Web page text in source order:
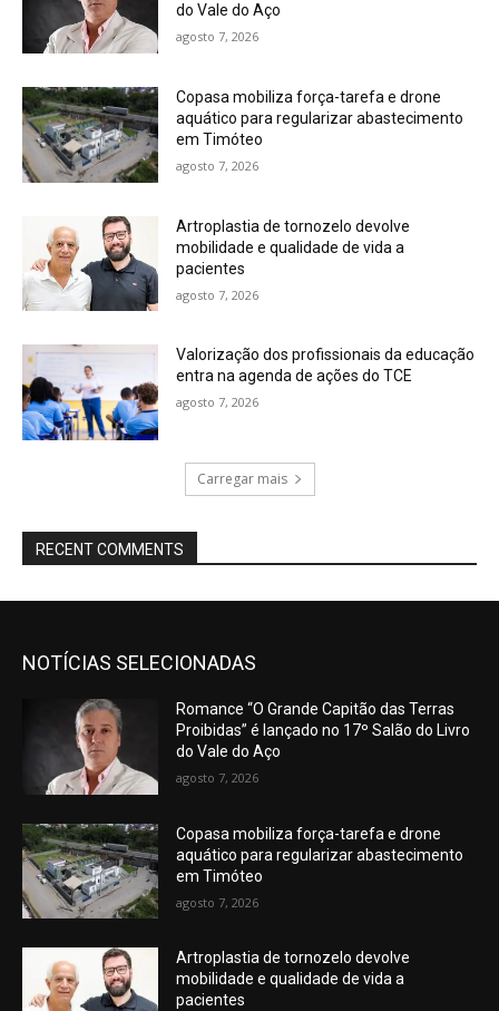
do Vale do Aço
agosto 7, 2026
Copasa mobiliza força-tarefa e drone
aquático para regularizar abastecimento
em Timóteo
agosto 7, 2026
Artroplastia de tornozelo devolve
mobilidade e qualidade de vida a
pacientes
agosto 7, 2026
Valorização dos profissionais da educação
entra na agenda de ações do TCE
agosto 7, 2026
Carregar mais
RECENT COMMENTS
NOTÍCIAS SELECIONADAS
Romance “O Grande Capitão das Terras
Proibidas” é lançado no 17º Salão do Livro
do Vale do Aço
agosto 7, 2026
Copasa mobiliza força-tarefa e drone
aquático para regularizar abastecimento
em Timóteo
agosto 7, 2026
Artroplastia de tornozelo devolve
mobilidade e qualidade de vida a
pacientes